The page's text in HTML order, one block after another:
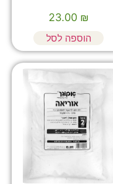
₪
23.00
הוספה לסל